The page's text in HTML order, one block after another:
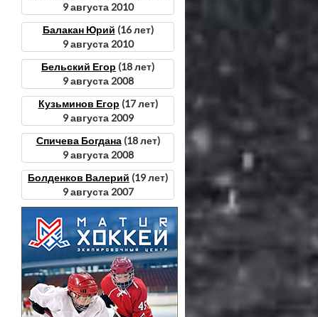
9 августа 2010
Балакан Юрий (16 лет)
9 августа 2010
Бельский Егор (18 лет)
9 августа 2008
Кузьминов Егор (17 лет)
9 августа 2009
Спичева Богдана(18 лет)
9 августа 2008
Болденков Валерий (19 лет)
9 августа 2007